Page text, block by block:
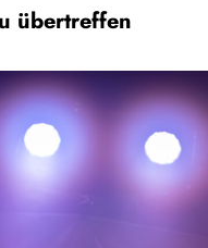
übertreffen